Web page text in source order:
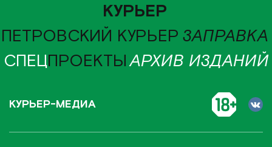
КУРЬЕР
ПЕТРОВСКИЙ КУРЬЕР ЗАПРАВКА
СПЕЦПРОЕКТЫАРХИВ ИЗДАНИЙ
КУРЬЕР-МЕДИА